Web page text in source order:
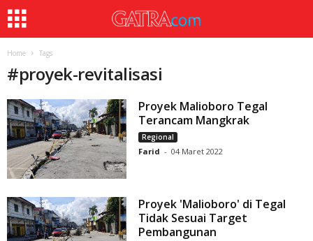
Home Tags
#proyek-revitalisasi
Proyek Malioboro Tegal
Terancam Mangkrak
Regional
Farid - 04 Maret 2022
Proyek 'Malioboro' di Tegal
Tidak Sesuai Target
Pembangunan